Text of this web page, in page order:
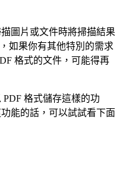
圖片或文件時將掃描結果
如果你有其他特別的需求
格式的文件，可能得再
格式儲存這樣的功
能的話，可以試試看下面